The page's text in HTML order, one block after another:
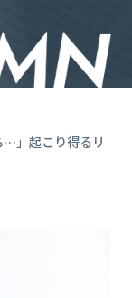
…」起こり得るリ